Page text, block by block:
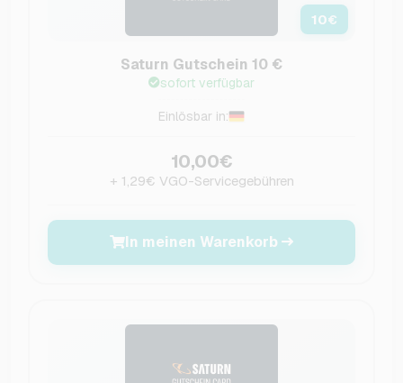
10€
Saturn Gutschein 10 €
sofort verfügbar
Einlösbar in:
10,00€
+ 1,29€ VGO-Servicegebühren
In meinen Warenkorb